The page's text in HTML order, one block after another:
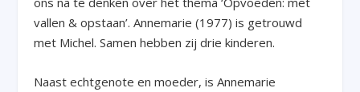
vallen & opstaan’. Annemarie (1977) is getrouwd
met Michel. Samen hebben zij drie kinderen.
Naast echtgenote en moeder, is Annemarie